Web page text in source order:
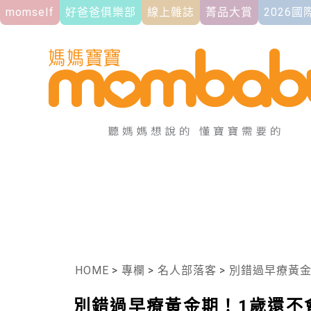
momself 好爸爸俱樂部 線上雜誌 菁品大賞 2026國
HOME > 專欄 > 名人部落客 > 別錯過早療黃金期！
別錯過早療黃金期！1歲還